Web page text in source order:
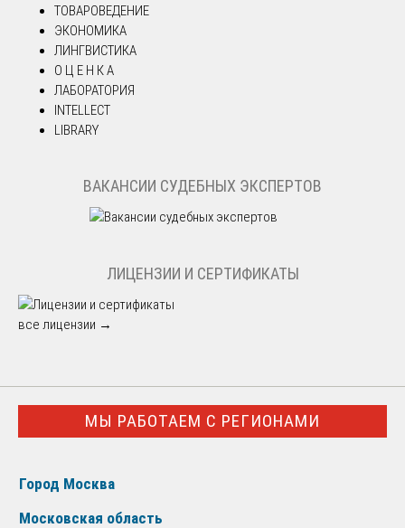
ТОВАРОВЕДЕНИЕ
ЭКОНОМИКА
ЛИНГВИСТИКА
О Ц Е Н К А
ЛАБОРАТОРИЯ
INTELLECT
LIBRARY
ВАКАНСИИ СУДЕБНЫХ ЭКСПЕРТОВ
ЛИЦЕНЗИИ И СЕРТИФИКАТЫ
все лицензии →
МЫ РАБОТАЕМ С РЕГИОНАМИ
Город Москва
Московская область